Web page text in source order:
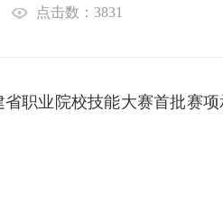
点击数：3831
职业院校技能大赛首批赛项